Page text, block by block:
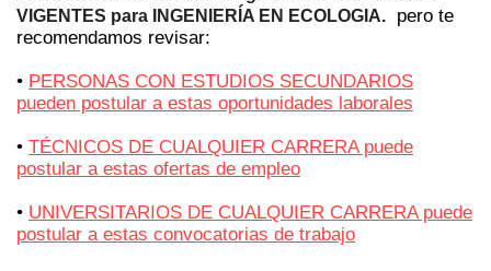
VIGENTES para INGENIERÍA EN ECOLOGIA.
pero te
recomendamos revisar:
• PERSONAS CON ESTUDIOS SECUNDARIOS
pueden postular a estas oportunidades laborales
• TÉCNICOS DE CUALQUIER CARRERA puede
postular a estas ofertas de empleo
• UNIVERSITARIOS DE CUALQUIER CARRERA puede
postular a estas convocatorias de trabajo